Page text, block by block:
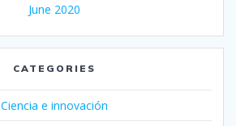
June 2020
CATEGORIES
Ciencia e innovación